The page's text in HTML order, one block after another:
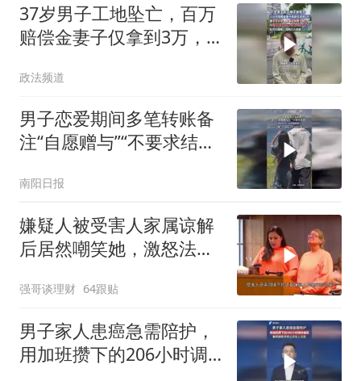
37岁男子工地坠亡，百万
赔偿金妻子仅拿到3万，
政法频道
男子恋爱期间多笔转账备
注“自愿赠与”“不要求结
赠与
南阳日报
嫌疑人被受害人家属谅解
后居然嘲笑她，激怒法官
强哥谈理财 64跟贴
男子家人患癌急需陪护，
用加班攒下的206小时调